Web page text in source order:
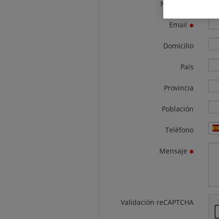
Nombre
Email
Domicilio
País
Provincia
Población
Teléfono
Mensaje
Validación reCAPTCHA